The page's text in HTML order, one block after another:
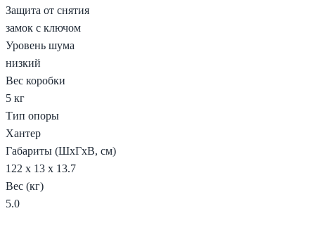
Защита от снятия
замок с ключом
Уровень шума
низкий
Вес коробки
5 кг
Тип опоры
Хантер
Габариты (ШxГxВ, см)
122 x 13 x 13.7
Вес (кг)
5.0